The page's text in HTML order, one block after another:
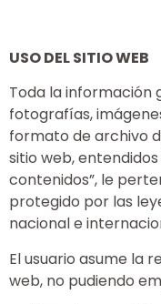
USO DEL SITIO WEB
Toda la información
fotografías,
formato de archivo
sitio web,
contenidos”, le
protegido por las
nacional e
El usuario asume la
web, no pudiendo